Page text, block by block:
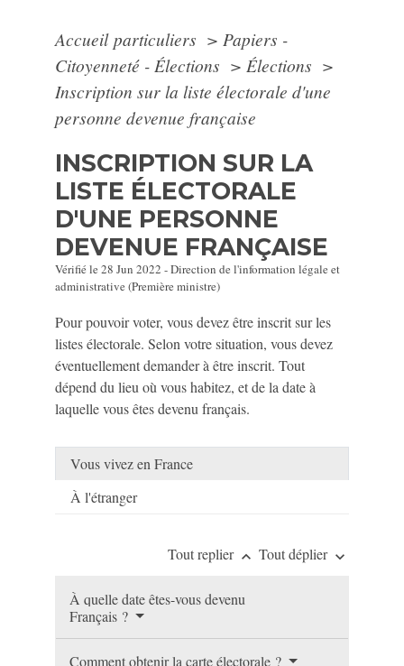
Accueil particuliers > Papiers -
Citoyenneté - Élections > Élections >
Inscription sur la liste électorale d'une
personne devenue française
INSCRIPTION SUR LA
LISTE ÉLECTORALE
D'UNE PERSONNE
DEVENUE FRANÇAISE
Vérifié le 28 Jun 2022 - Direction de l'information légale et
administrative (Première ministre)
Pour pouvoir voter, vous devez être inscrit sur les
listes électorale. Selon votre situation, vous devez
éventuellement demander à être inscrit. Tout
dépend du lieu où vous habitez, et de la date à
laquelle vous êtes devenu français.
Vous vivez en France
À l'étranger
Tout replier keyboard_arrow_up Tout déplier keyboard_arrow_down
À quelle date êtes-vous devenu
Français ?
Comment obtenir la carte électorale ?